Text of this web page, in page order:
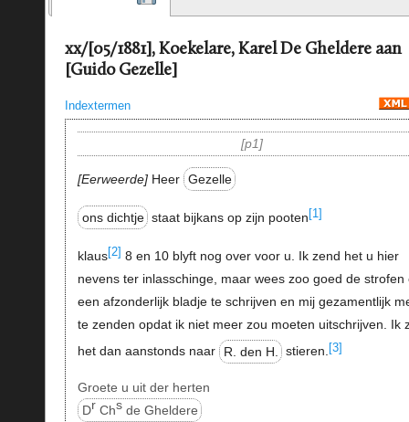
xx/[05/1881], Koekelare, Karel De Gheldere aan
[Guido Gezelle]
Indextermen
p1
Eerweerde Heer Gezelle
ons dichtje staat bijkans op zijn pooten [1]
klaus[2] 8 en 10 blyft nog over voor u. Ik zend het u hier
nevens ter inlasschinge, maar wees zoo goed de strofen
een afzonderlijk bladje te schrijven en mij gezamentlijk
te zenden opdat ik niet meer zou moeten uitschrijven. Ik
het dan aanstonds naar
R. den H. stieren. [3]
Groete u uit der herten
Dr Chsde Gheldere